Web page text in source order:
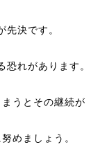
決です。
れがあります。
うとその継続が
めましょう。